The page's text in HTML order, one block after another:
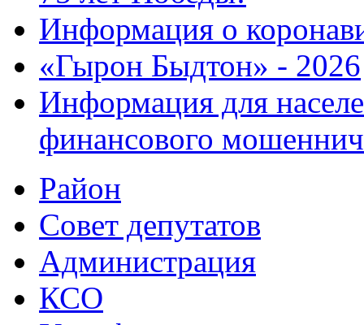
Информация о
«Гырон Быдтон» - 2026
Информация для
финансового
Район
Совет депутатов
Администрация
КСО